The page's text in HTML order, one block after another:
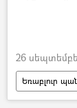
26
Եռաբլուր
Արցախյան